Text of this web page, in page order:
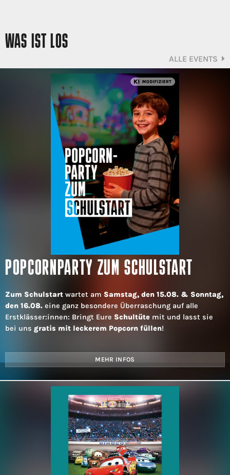
WAS IST LOS
ALLE EVENTS
POPCORNPARTY ZUM SCHULSTART
Zum Schulstart wartet am Samstag, den 15.08. & Sonntag,
den 16.08. eine ganz besondere Überraschung auf alle
Erstklässer:innen: Bringt Eure Schultüte mit und lasst sie
bei uns gratis mit leckerem Popcorn füllen!
MEHR INFOS